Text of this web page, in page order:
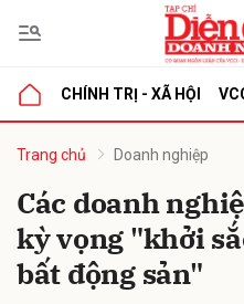
CHÍNH TRỊ - XÃ HỘI
Trang chủ Doanh nghiệp
Các doanh
kỳ vọng "khởi
bất động sản"
luận